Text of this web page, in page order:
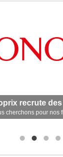
recrute
cherchons pour nos